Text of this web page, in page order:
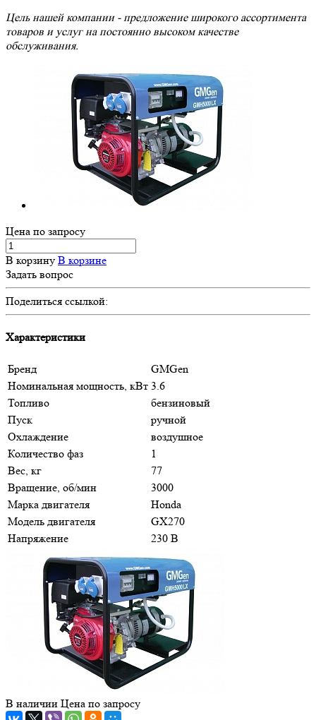
Цель нашей компании - предложение широкого ассортимента
товаров и услуг на постоянно высоком качестве
обслуживания.
Цена по запросу
В корзину В корзине
Задать вопрос
Поделиться ссылкой:
Характеристики
Бренд
GMGen
Номинальная мощность, кВт 3.6
Топливо
бензиновый
Пуск
ручной
Охлаждение
воздушное
Количество фаз
1
Вес, кг
77
Вращение, об/мин
3000
Марка двигателя
Honda
Модель двигателя
GX270
Напряжение
230 В
В наличии Цена по запросу